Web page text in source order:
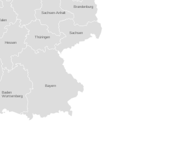
Baden
Württemberg
Bayern
Brandenburg
Hessen
Sachsen
Sachsen-Anhalt
Thüringen